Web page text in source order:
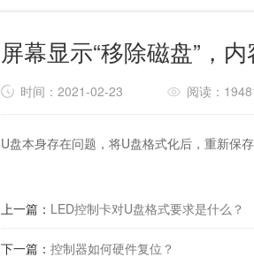
屏幕显示“移除磁盘”，
时间：2021-02-23 阅读：
U盘本身存在问题，将U盘格式化后，重新保
上一篇： LED控制卡对U盘格式要求是什么？
下一篇：控制器如何硬件复位？